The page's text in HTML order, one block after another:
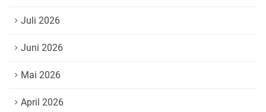
Juli 2026
Juni 2026
Mai 2026
April 2026